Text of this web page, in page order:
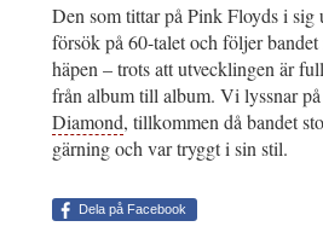
Den som tittar på Pink Floyds i sig
försök på 60-talet och följer
häpen – trots att utvecklingen är
från album till album. Vi lyssnar på
Diamond, tillkommen då bandet
gärning och var tryggt i sin stil.
Dela på Facebook